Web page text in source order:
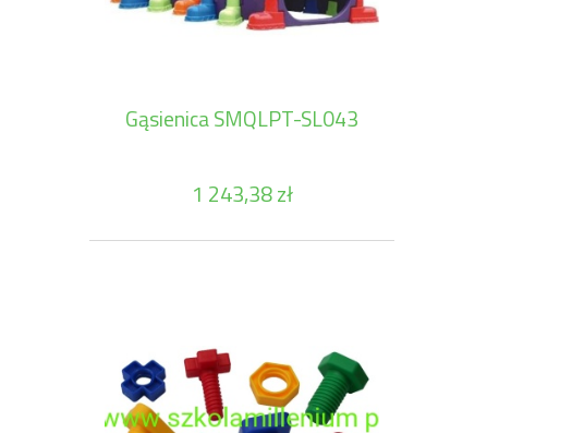
Gąsienica SMQLPT-SL043
1 243,38 zł